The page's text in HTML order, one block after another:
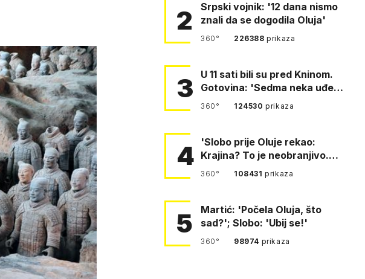
2
Srpski vojnik: '12 dana nismo
znali da se dogodila Oluja'
360° 226388prikaza
3
U 11 sati bili su pred Kninom.
Gotovina: 'Sedma neka uđe,
4. gardijska neka g…
360° 124530prikaza
4
'Slobo prije Oluje rekao:
Krajina? To je neobranjivo.
Tuđmana zvao Krivousti'
360° 108431prikaza
5
Martić: 'Počela Oluja, što
sad?'; Slobo: 'Ubij se!'
360° 98974 prikaza